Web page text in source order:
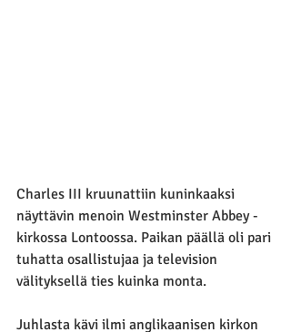
Charles III kruunattiin kuninkaaksi
näyttävin menoin Westminster Abbey -
kirkossa Lontoossa. Paikan päällä oli pari
tuhatta osallistujaa ja television
välityksellä ties kuinka monta.
Juhlasta kävi ilmi anglikaanisen kirkon